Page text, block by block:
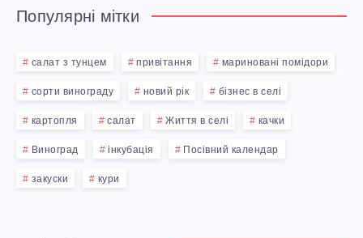
Популярні мітки
салат з тунцем привітання мариновані помідори
сорти винограду новий рік бізнес в селі
картопля салат Життя в селі качки
Виноград інкубація Посівний календар
закуски кури